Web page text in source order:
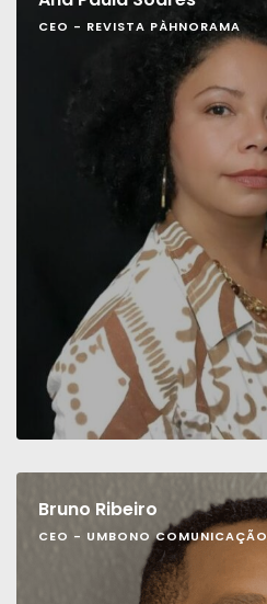
CEO - REVISTA PÀHNORAMA
Bruno Ribeiro
CEO - UMBONO COMUNICAÇÃO